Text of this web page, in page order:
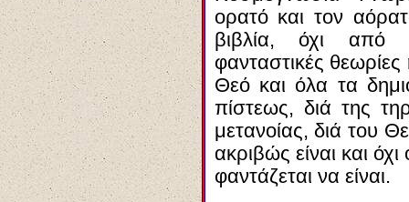
ορατό και τον
βιβλία, όχι από
φανταστικές
Θεό και όλα τα
πίστεως, διά της
μετανοίας, διά του
ακριβώς είναι και
φαντάζεται να είναι.